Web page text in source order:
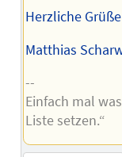
Herzliche Grüße
Matthias
--
Einfach mal
Liste setzen.“